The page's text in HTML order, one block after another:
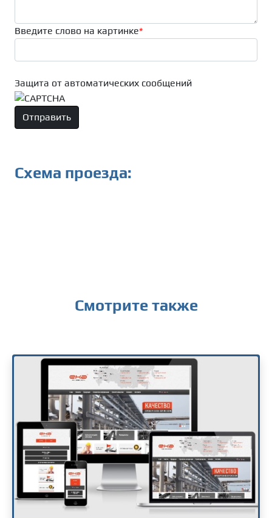
Введите слово на картинке*
Защита от автоматических сообщений
Схема проезда:
Смотрите также